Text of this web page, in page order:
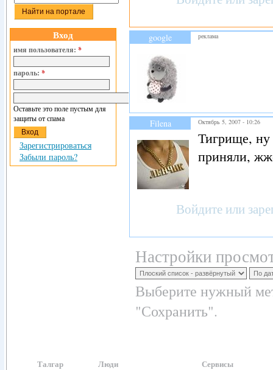
google реклама
Filena Октябрь 5, 2007 - 10:26
Тигрище, ну
приняли,
Войдите или
Настройки
Выберите нужный
"Сохранить".
Вход
имя пользователя: *
пароль: *
Оставьте это поле пустым для
защиты от спама
Зарегистрироваться
Забыли пароль?
Талгар Люди Сервисы